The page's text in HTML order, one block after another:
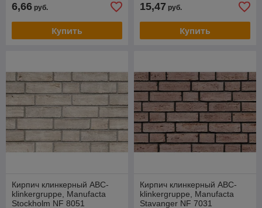
6,66 руб.
Купить
15,47 руб.
Купить
Кирпич клинкерный ABC-
klinkergruppe, Manufacta
Stockholm NF 8051
Кирпич клинкерный ABC-
klinkergruppe, Manufacta
Stavanger NF 7031